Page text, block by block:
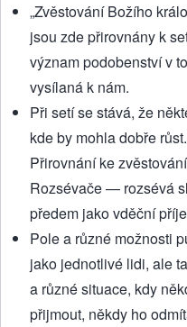
„Zvěstování Božího
jsou zde přirovnány k
význam podobenství v
vysílaná k nám.
Při setí se stává, že
kde by mohla dobře
Přirovnání ke
Rozsévače — rozsévá
předem jako vděční
Pole a různé možnosti
jako jednotlivé lidi, ale
a různé situace, kdy
přijmout, někdy ho